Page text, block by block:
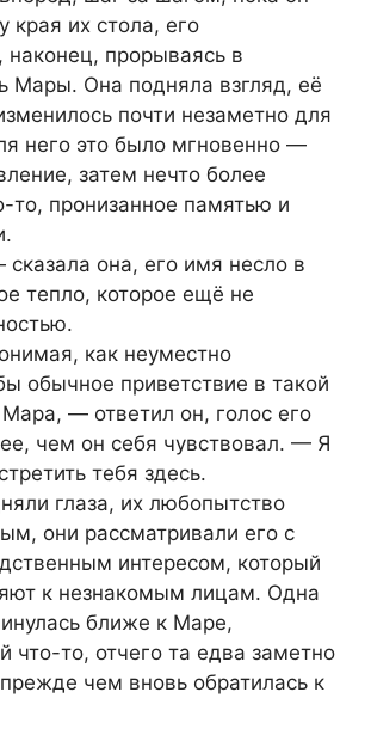
края их стола, его
наконец, прорываясь в
Мары. Она подняла взгляд, её
почти незаметно для
него это было мгновенно —
затем нечто более
то, пронизанное памятью и
она, его имя несло в
тепло, которое ещё не
как неуместно
обычное приветствие в такой
— ответил он, голос его
чем он себя чувствовал. — Я
тебя здесь.
глаза, их любопытство
они рассматривали его с
интересом, который
к незнакомым лицам. Одна
ближе к Маре,
что-то, отчего та едва заметно
чем вновь обратилась к